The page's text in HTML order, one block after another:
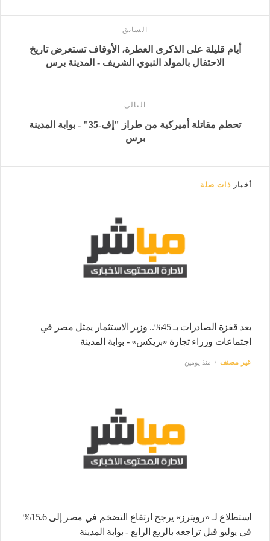
السابق
أيام قليلة على الذكرى العطرة، الأوقاف تستعرض تاريخ
الاحتفال بالمولد النبوي الشريف - المدينة برس
التالى
تحطم مقاتلة أميركية من طراز "إف-35" - بوابة المدينة
برس
أخبار ذات صلة
بعد قفزة الصادرات بـ 45%.. وزير الاستثمار يمثل مصر في
اجتماعات وزراء تجارة «بريكس» - بوابة المدينة
غير مصنف منذ يومين
استطلاع لـ «رويترز» يرجح ارتفاع التضخم في مصر إلى 15.6%
في يوليو قبل تراجعه بالربع الرابع - بوابة المدينة